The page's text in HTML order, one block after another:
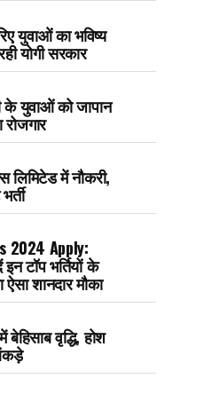
युवाओं का भविष्य
योगी सरकार
के युवाओं को जापान
रोजगार
लिमिटेड में नौकरी,
2024 Apply:
टॉप भर्तियों के
ऐसा शानदार मौका
बेहिसाब वृद्धि, होश